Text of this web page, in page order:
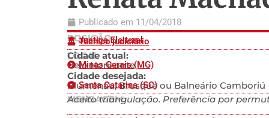
Publicado em 11/04/2018
POSIÇÃO
Justiça Eleitoral
Técnico judiciário
LOCAL
Cidade atual:
Belo Horizonte
Minas Gerais (MG)
Cidade desejada:
Blumenau, Brusque ou Balneário Camboriú
Santa Catarina (SC)
MENSAGEM
Aceito triangulação. Preferência por